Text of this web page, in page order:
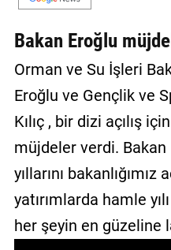
GALERİ
VİDEO
YAZARLAR
BİZE
ULAŞIN
Künye
Bakan Eroğlu
Orman ve Su İşleri
Eroğlu ve Gençlik ve
Kılıç , bir dizi açılış
müjdeler verdi. Bakan
yıllarını bakanlığımız
yatırımlarda hamle
her şeyin en güzeline